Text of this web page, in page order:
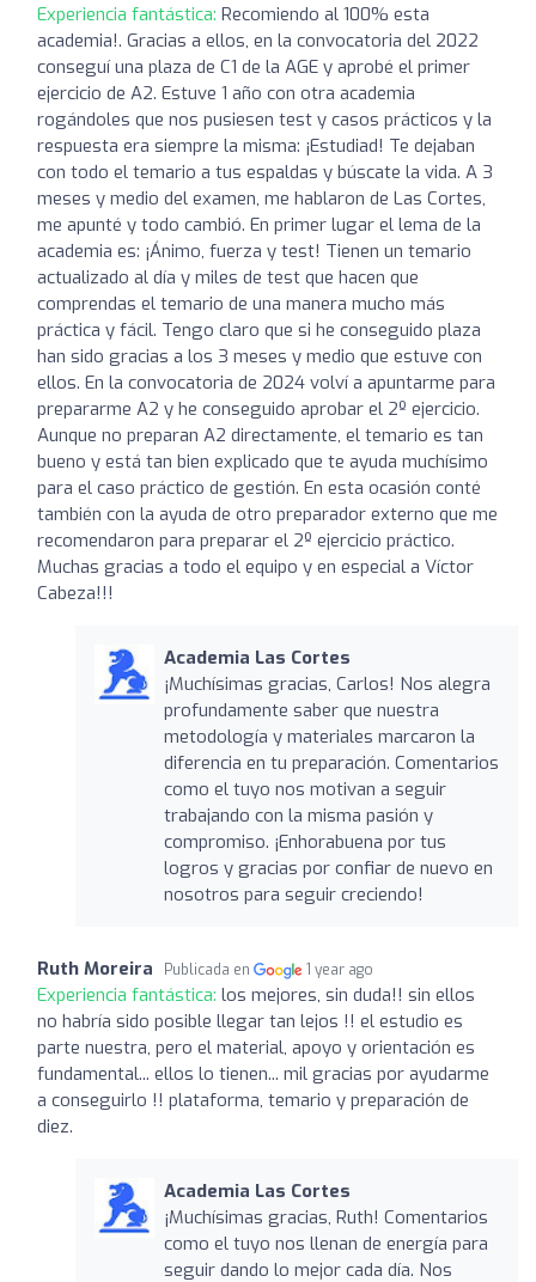
Experiencia fantástica: Recomiendo al 100% esta
academia!. Gracias a ellos, en la convocatoria del 2022
conseguí una plaza de C1 de la AGE y aprobé el primer
ejercicio de A2. Estuve 1 año con otra academia
rogándoles que nos pusiesen test y casos prácticos y la
respuesta era siempre la misma: ¡Estudiad! Te dejaban
con todo el temario a tus espaldas y búscate la vida. A 3
meses y medio del examen, me hablaron de Las Cortes,
me apunté y todo cambió. En primer lugar el lema de la
academia es: ¡Ánimo, fuerza y test! Tienen un temario
actualizado al día y miles de test que hacen que
comprendas el temario de una manera mucho más
práctica y fácil. Tengo claro que si he conseguido plaza
han sido gracias a los 3 meses y medio que estuve con
ellos. En la convocatoria de 2024 volví a apuntarme para
prepararme A2 y he conseguido aprobar el 2º ejercicio.
Aunque no preparan A2 directamente, el temario es tan
bueno y está tan bien explicado que te ayuda muchísimo
para el caso práctico de gestión. En esta ocasión conté
también con la ayuda de otro preparador externo que me
recomendaron para preparar el 2º ejercicio práctico.
Muchas gracias a todo el equipo y en especial a Víctor
Cabeza!!!
Academia Las Cortes
¡Muchísimas gracias, Carlos! Nos alegra
profundamente saber que nuestra
metodología y materiales marcaron la
diferencia en tu preparación. Comentarios
como el tuyo nos motivan a seguir
trabajando con la misma pasión y
compromiso. ¡Enhorabuena por tus
logros y gracias por confiar de nuevo en
nosotros para seguir creciendo!
Ruth Moreira Publicada en 1 year ago
Experiencia fantástica: los mejores, sin duda!! sin ellos
no habría sido posible llegar tan lejos !! el estudio es
parte nuestra, pero el material, apoyo y orientación es
fundamental... ellos lo tienen... mil gracias por ayudarme
a conseguirlo !! plataforma, temario y preparación de
diez.
Academia Las Cortes
¡Muchísimas gracias, Ruth! Comentarios
como el tuyo nos llenan de energía para
seguir dando lo mejor cada día. Nos